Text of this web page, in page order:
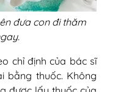
đưa con đi thăm
chỉ định của bác sĩ
bằng thuốc. Không